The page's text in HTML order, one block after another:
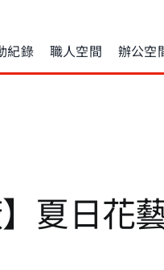
紀錄 職人空間 辦公空
夏日花